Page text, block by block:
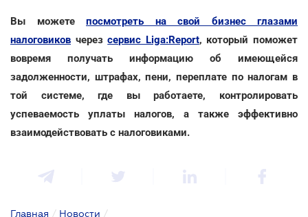
Вы можете посмотреть на свой бизнес глазами
налоговиков черезсервис Liga:Report, который поможет
вовремя получать информацию об имеющейся
задолженности, штрафах, пени, переплате по налогам в
той системе, где вы работаете, контролировать
успеваемость уплаты налогов, а также эффективно
взаимодействовать с налоговиками.
Главная / Новости /